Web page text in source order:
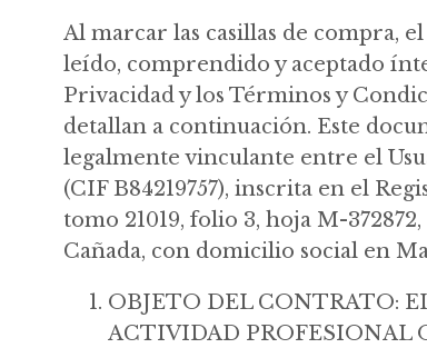
Al marcar las casillas de compra,
leído, comprendido y aceptado
Privacidad y los Términos y
detallan a continuación. Este
legalmente vinculante entre el
(CIF B84219757), inscrita en el
tomo 21019, folio 3, hoja M-
Cañada, con domicilio social en
OBJETO DEL CONTRATO:
ACTIVIDAD PROFESIONAL